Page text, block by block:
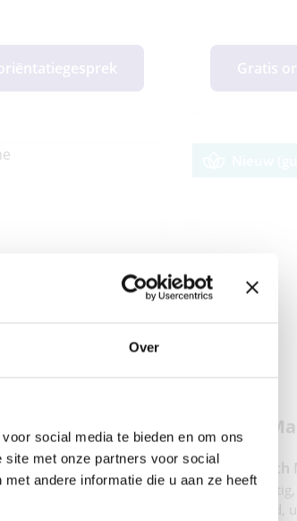
Over
social media te bieden en om ons
site met onze partners voor social
andere informatie die u aan ze heeft
Gratis
Liliane:
snel
pragmatisch.
Coach
Dit is Coach
motiverend,